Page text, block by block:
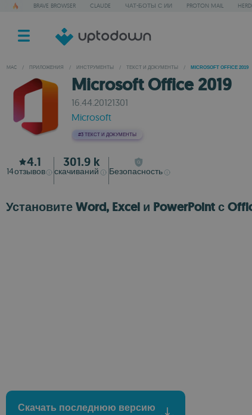
BRAVE BROWSER CLAUDE ЧАТ-БОТЫ С ИИ PROTON MAIL
MAC / ПРИЛОЖЕНИЯ / ИНСТРУМЕНТЫ / ТЕКСТ И ДОКУМЕНТЫ / MICROSOFT OFFICE 2019
Microsoft Office 2019
16.44.20121301
Microsoft
#3 ТЕКСТ И ДОКУМЕНТЫ
4.1
14отзывов
301.9 k
скачиваний Безопасность
Установите Word, Excel и PowerPoint с
Скачать последнюю версию